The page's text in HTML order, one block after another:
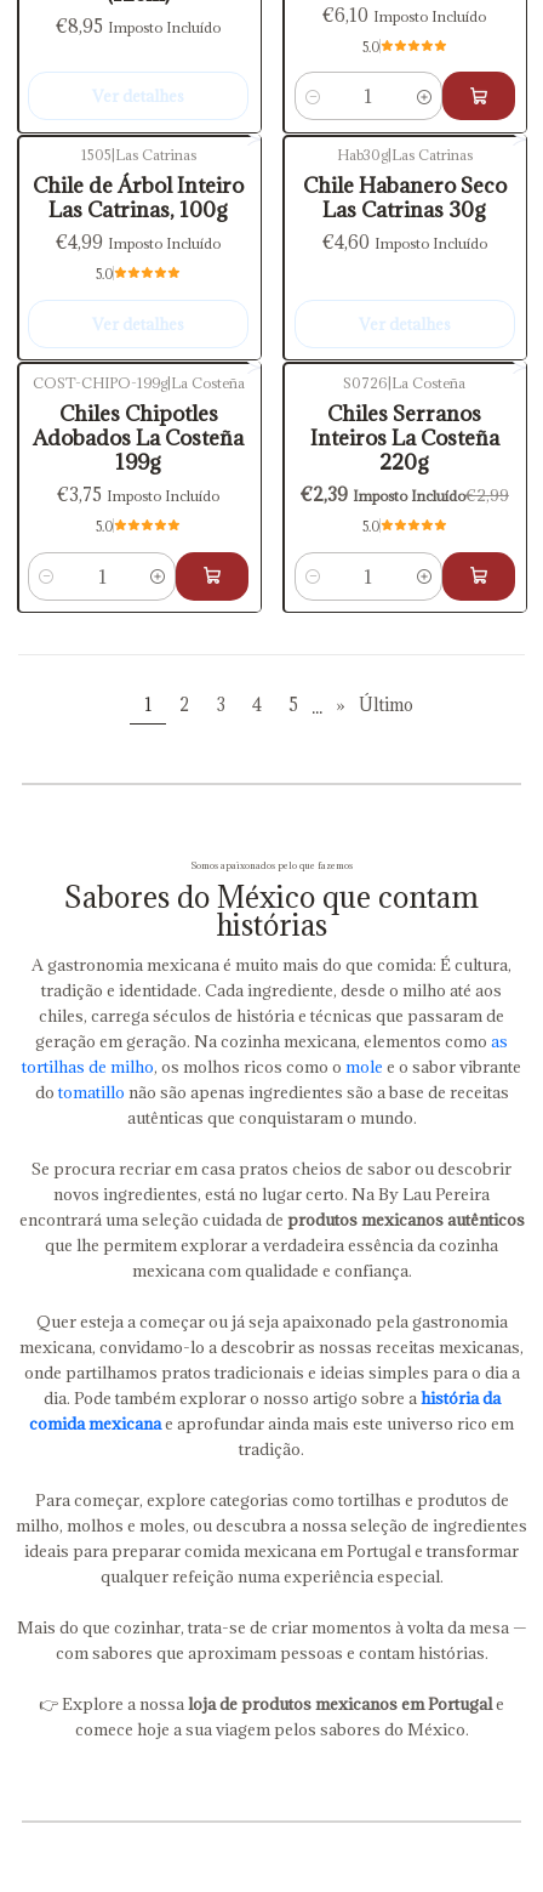
€8,95 Imposto Incluído
Ver detalhes
€6,10 Imposto Incluído
5.0
Quantidade
1505 Las Catrinas
Chile de Árbol Inteiro
Las Catrinas, 100g
€4,99 Imposto Incluído
5.0
Ver detalhes
Hab30g| Las Catrinas
Chile Habanero Seco
Las Catrinas 30g
€4,60 Imposto Incluído
Ver detalhes
COST-CHIPO-199g| La Costeña
Chiles Chipotles
Adobados La Costeña
199g
€3,75 Imposto Incluído
5.0
Quantidade
DESCONTO
S0726 La Costeña
Chiles Serranos
Inteiros La Costeña
220g
€2,39 Imposto Incluído€2,99
5.0
Quantidade
1 2 3 4 5 ... » Último
Somos apaixonados pelo que fazemos
Sabores do México que contam
histórias
A gastronomia mexicana é muito mais do que comida: É cultura,
tradição e identidade. Cada ingrediente, desde o milho até aos
chiles, carrega séculos de história e técnicas que passaram de
geração em geração. Na cozinha mexicana, elementos como as
tortilhas de milho, os molhos ricos como o mole e o sabor vibrante
dotomatillo não são apenas ingredientes são a base de receitas
autênticas que conquistaram o mundo.
Se procura recriar em casa pratos cheios de sabor ou descobrir
novos ingredientes, está no lugar certo. Na By Lau Pereira
encontrará uma seleção cuidada de produtos mexicanos autênticos
que lhe permitem explorar a verdadeira essência da cozinha
mexicana com qualidade e confiança.
Quer esteja a começar ou já seja apaixonado pela gastronomia
mexicana, convidamo-lo a descobrir as nossas receitas mexicanas,
onde partilhamos pratos tradicionais e ideias simples para o dia a
dia. Pode também explorar o nosso artigo sobre ahistória da
comida mexicanae aprofundar ainda mais este universo rico em
tradição.
Para começar, explore categorias como tortilhas e produtos de
milho, molhos e moles, ou descubra a nossa seleção de ingredientes
ideais para preparar comida mexicana em Portugal e transformar
qualquer refeição numa experiência especial.
Mais do que cozinhar, trata-se de criar momentos à volta da mesa —
com sabores que aproximam pessoas e contam histórias.
👉 Explore a nossaloja de produtos mexicanos em Portugale
comece hoje a sua viagem pelos sabores do México.